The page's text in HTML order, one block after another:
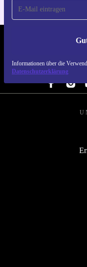
Informationen über die
Datenschutzerklärung
REFURBED